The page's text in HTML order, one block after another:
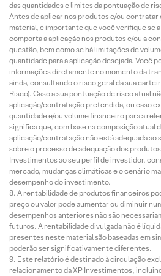
das quantidades e limites da pontuação de
Antes de aplicar nos produtos e/ou
material, é importante que você verifique se
comporta a aplicação nos produtos e/ou a
questão, bem como se há limitações de
quantidade para a aplicação desejada. Você
informações diretamente no momento da
ainda, consultando o risco geral da sua
Risco). Caso a sua pontuação de risco atual
aplicação/contratação pretendida, ou caso
quantidade e/ou volume financeiro para a
significa que, com base na composição atual
aplicação/contratação não está adequada ao
sobre o processo de adequação dos
Investimentos ao seu perfil de investidor,
mercado, mudanças climáticas e o cenário
desempenho do investimento.
A rentabilidade de produtos financeiros
preço ou valor pode aumentar ou diminuir
desempenhos anteriores não são
futuros. A rentabilidade divulgada não é
presentes neste material são baseadas em
poderão ser significativamente diferentes.
Este relatório é destinado à circulação
relacionamento da XP Investimentos,